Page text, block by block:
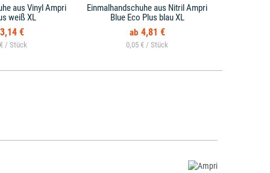
aus Vinyl Ampri
weiß XL
3,14 €
/
Einmalhandschuhe aus Nitril Ampri
Blue Eco Plus blau XL
4,81 €
0,05 € /